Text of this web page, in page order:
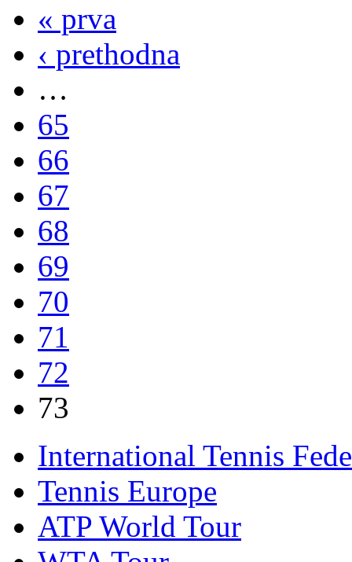
« prva
‹ prethodna
…
65
66
67
68
69
70
71
72
73
International Tennis
Tennis Europe
ATP World Tour